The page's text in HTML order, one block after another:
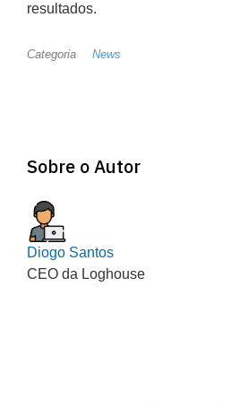
resultados.
Categoria News
Sobre o Autor
Diogo Santos
CEO da Loghouse